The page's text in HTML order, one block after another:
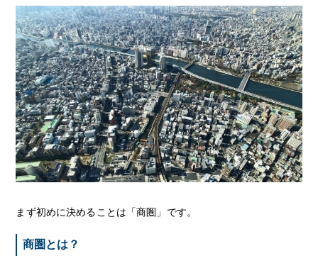
まず初めに決めることは「商圏」です。
商圏とは？